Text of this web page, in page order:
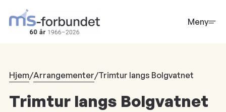
hovedinnhold
Meny
Hjem/Arrangementer/Trimtur langs Bolgvatnet
Trimtur langs Bolgvatnet